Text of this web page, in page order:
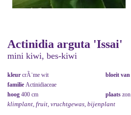
Actinidia arguta 'Issai'
mini kiwi, bes-kiwi
kleur crÃ¨me wit bloeit van
familie Actinidiaceae
hoog 400 cm plaats zon
klimplant, fruit, vruchtgewas, bijenplant